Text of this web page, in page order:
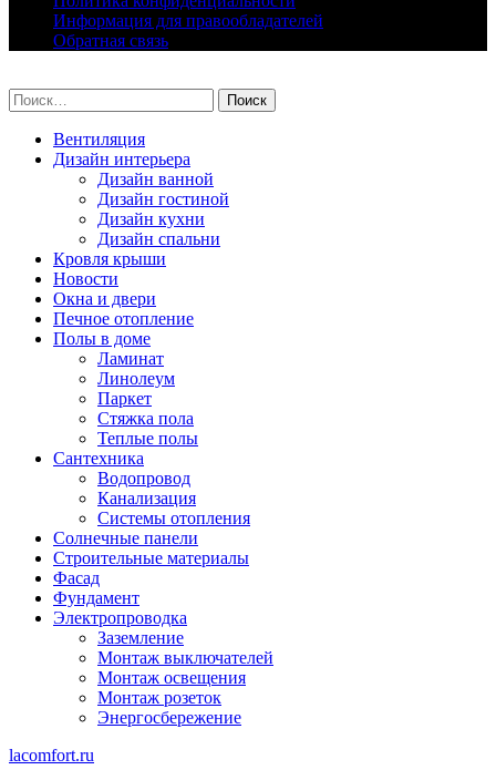
content
Информация для правообладателей
Обратная связь
Найти:
Вентиляция
Дизайн интерьера
Дизайн ванной
Дизайн гостиной
Дизайн кухни
Дизайн спальни
Кровля крыши
Новости
Окна и двери
Печное отопление
Полы в доме
Ламинат
Линолеум
Паркет
Стяжка пола
Теплые полы
Сантехника
Водопровод
Канализация
Системы отопления
Солнечные панели
Строительные материалы
Фасад
Фундамент
Электропроводка
Заземление
Монтаж выключателей
Монтаж освещения
Монтаж розеток
Энергосбережение
lacomfort.ru